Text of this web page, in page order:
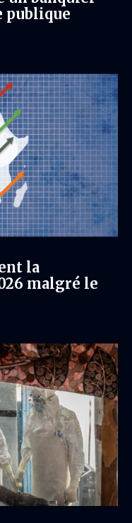
publique
la
malgré le